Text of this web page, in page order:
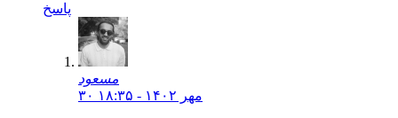
پاسخ
مسعود
۳۰ مهر ۱۴۰۲ - ۱۸:۳۵